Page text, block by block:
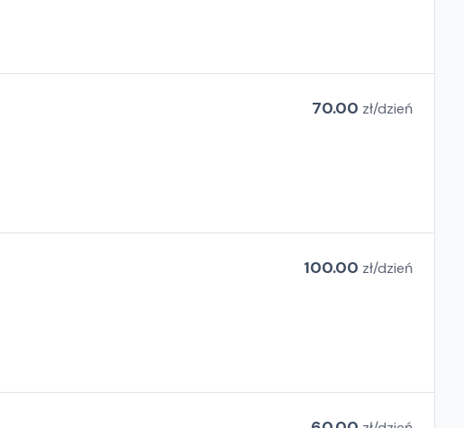
70.00 zł/dzień
100.00 zł/dzień